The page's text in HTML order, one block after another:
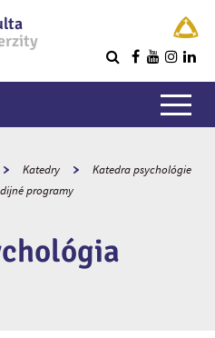
Katedry
Katedra psychológie
programy